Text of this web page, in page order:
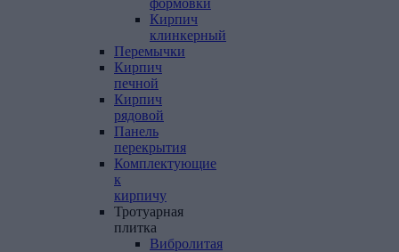
формовки
Кирпич
клинкерный
Перемычки
Кирпич
печной
Кирпич
рядовой
Панель
перекрытия
Комплектующие
к
кирпичу
Тротуарная
плитка
Вибролитая